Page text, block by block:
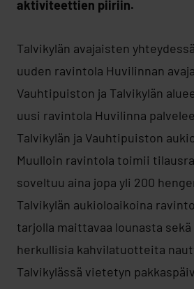
aktiviteettien piiriin.
Talvikylän avajaisten
uuden ravintola Huvilinnan
Vauhtipuiston ja Talvikylän
uusi ravintola Huvilinna
Talvikylän ja Vauhtipuiston
Muulloin ravintola toimii
soveltuu aina jopa yli 200
Talvikylän aukioloaikoina
tarjolla maittavaa lounasta
herkullisia kahvilatuotteita
Talvikylässä vietetyn